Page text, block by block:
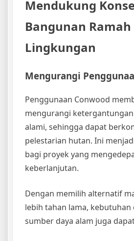
Mendukung
Bangunan Ramah
Lingkungan
Mengurangi
Penggunaan Conwood
mengurangi
alami, sehingga dapat
pelestarian hutan. Ini
bagi proyek yang
keberlanjutan.
Dengan memilih alternatif
lebih tahan lama, kebutuhan
sumber daya alam juga